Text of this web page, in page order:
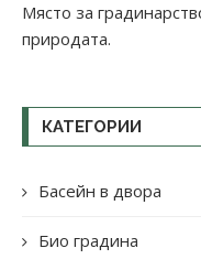
Място за
природата.
КАТЕГОРИИ
Басейн в двора
Био градина